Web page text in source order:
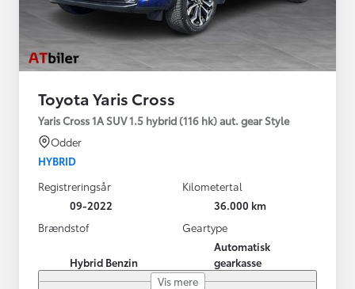
Toyota Yaris Cross
Yaris Cross 1A SUV 1.5 hybrid (116 hk) aut. gear Style
Odder
HYBRID
Registreringsår
09-2022
Kilometertal
36.000 km
Brændstof
Hybrid Benzin
Geartype
Automatisk
gearkasse
Vis mere